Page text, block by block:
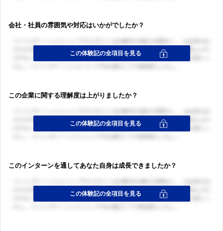
会社・社員の雰囲気や対応はいかがでしたか？
この企業に関する理解度は上がりましたか？
このインターンを通してあなた自身は成長できましたか？